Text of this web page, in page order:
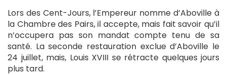
Lors des Cent-Jours, l’Empereur nomme d’Aboville à
la Chambre des Pairs, il accepte, mais fait savoir qu’il
n’occupera pas son mandat compte tenu de sa
santé. La seconde restauration exclue d’Aboville le
24 juillet, mais, Louis XVIII se rétracte quelques jours
plus tard.